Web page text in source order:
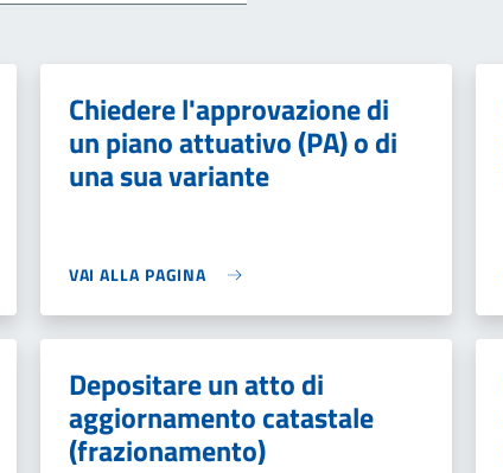
Chiedere l'approvazione di
un piano attuativo (PA) o di
una sua variante
VAI ALLA PAGINA
Depositare un atto di
aggiornamento catastale
(frazionamento)